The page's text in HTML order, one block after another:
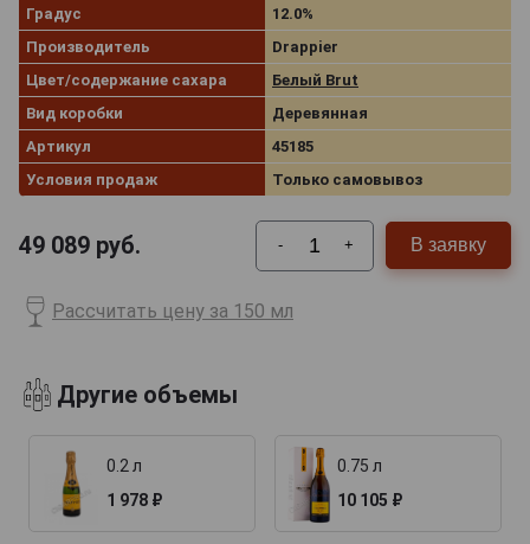
Градус
12.0%
Производитель
Drappier
Цвет/содержание сахара
Белый Brut
Вид коробки
Деревянная
Артикул
45185
Условия продаж
Только самовывоз
49 089 руб. - + В заявку
Рассчитать цену за 150 мл
Другие объемы
0.2 л
1 978 ₽
0.75 л
10 105 ₽